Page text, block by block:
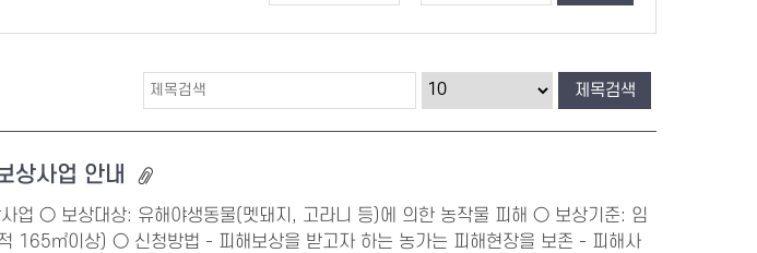
상사업 안내
업 ○ 보상대상: 유해야생동물(멧돼지, 고라니 등)에 의한 농작물 피해 ○ 보상기준: 임
165㎡이상) ○ 신청방법 - 피해보상을 받고자 하는 농가는 피해현장을 보존 - 피해사